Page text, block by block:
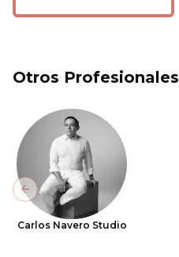
Otros Profesionales
Carlos Navero Studio
Previous slide